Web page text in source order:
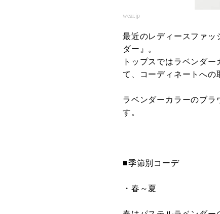
wear.jp
最近のレディースファッ
ダー』。
トップスではラベンダ
て、コーディネートへの
ラベンダーカラーのブラ
す。
■季節別コーデ
・春～夏